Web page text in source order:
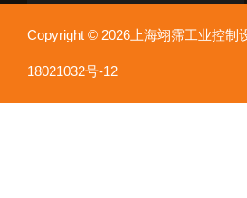
Copyright © 2026上海翊霈工业控
18021032号-12